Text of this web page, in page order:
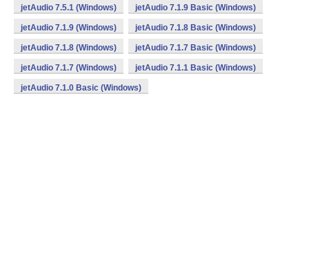
jetAudio 7.5.1 (Windows) jetAudio 7.1.9 Basic (Windows)
jetAudio 7.1.9 (Windows) jetAudio 7.1.8 Basic (Windows)
jetAudio 7.1.8 (Windows) jetAudio 7.1.7 Basic (Windows)
jetAudio 7.1.7 (Windows) jetAudio 7.1.1 Basic (Windows)
jetAudio 7.1.0 Basic (Windows)